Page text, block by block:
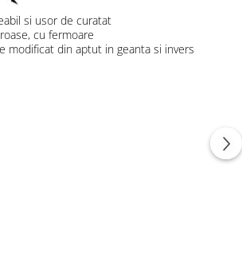
si usor de curatat
cu fermoare
modificat din aptut in geanta si invers